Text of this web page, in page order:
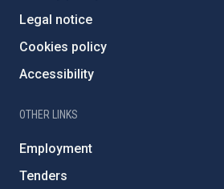
Legal notice
Cookies policy
Accessibility
OTHER LINKS
Employment
Tenders